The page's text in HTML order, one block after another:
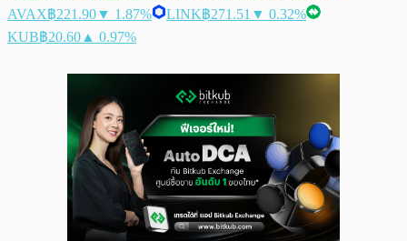
AVAX฿221.90▼ 1.87% LINK฿271.51 ▼ 0.32%
KUB฿20.60 ▲ 0.97%